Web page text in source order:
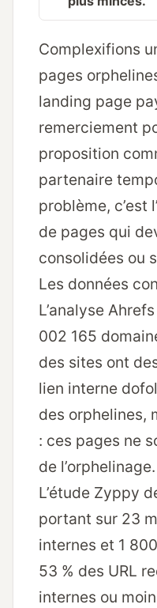
Complexifions
pages
landing page
remerciement
proposition
partenaire
problème, c’est
de pages qui
consolidées ou
Les données
L’analyse
002 165
des sites ont
lien interne
des orphelines,
: ces pages ne
de l’orphelinage.
L’étude Zyppy
portant sur 23
internes et 1
53 % des URL
internes ou